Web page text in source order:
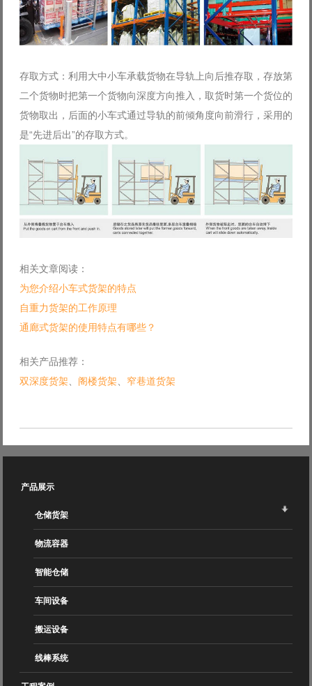
存取方式：利用大中小车承载货物在导轨上向后推存取，存放第
二个货物时把第一个货物向深度方向推入，取货时第一个货位的
货物取出，后面的小车式通过导轨的前倾角度向前滑行，采用的
是“先进后出”的存取方式。
相关文章阅读：
为您介绍小车式货架的特点
自重力货架的工作原理
通廊式货架的使用特点有哪些？
相关产品推荐：
双深度货架
阁楼货架 窄巷道货架
产品展示
仓储货架
物流容器
智能仓储
车间设备
搬运设备
线棒系统